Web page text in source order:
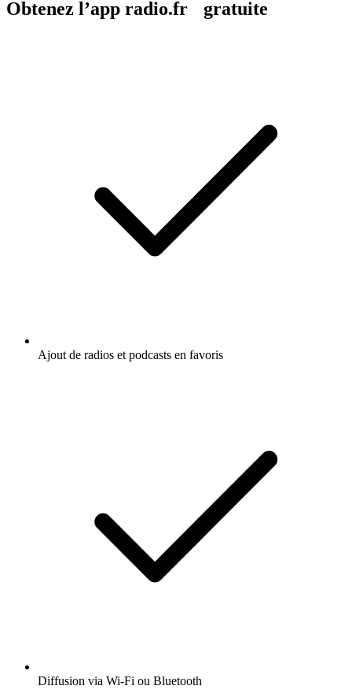
Obtenez l’app radio.fr gratuite
Ajout de radios et podcasts en favoris
Diffusion via Wi-Fi ou Bluetooth